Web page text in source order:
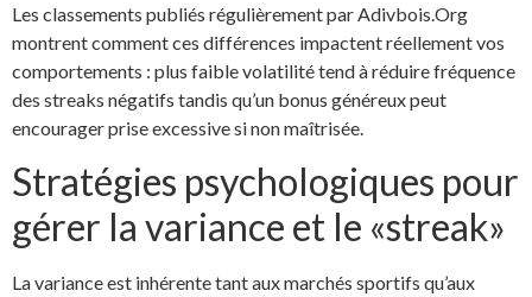
Les classements publiés régulièrement par Adivbois.Org
montrent comment ces différences impactent réellement vos
comportements : plus faible volatilité tend à réduire fréquence
des streaks négatifs tandis qu’un bonus généreux peut
encourager prise excessive si non maîtrisée.
Stratégies psychologiques pour
gérer la variance et le «streak»
La variance est inhérente tant aux marchés sportifs qu’aux